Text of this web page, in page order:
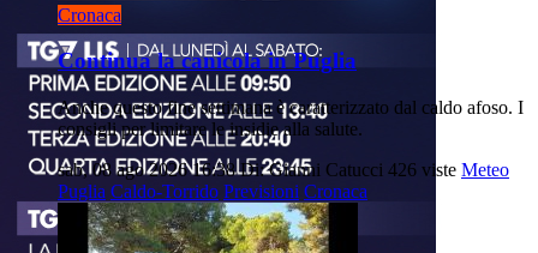
Cronaca
Continua la canicola in Puglia
Anche questo fine settimana è caratterizzato dal caldo afoso. I
consigli per limitare le insidie alla salute.
sab, 08 ago 2026 16:38 Di: Gianni Catucci 426 viste Meteo
Puglia Caldo-Torrido Previsioni Cronaca